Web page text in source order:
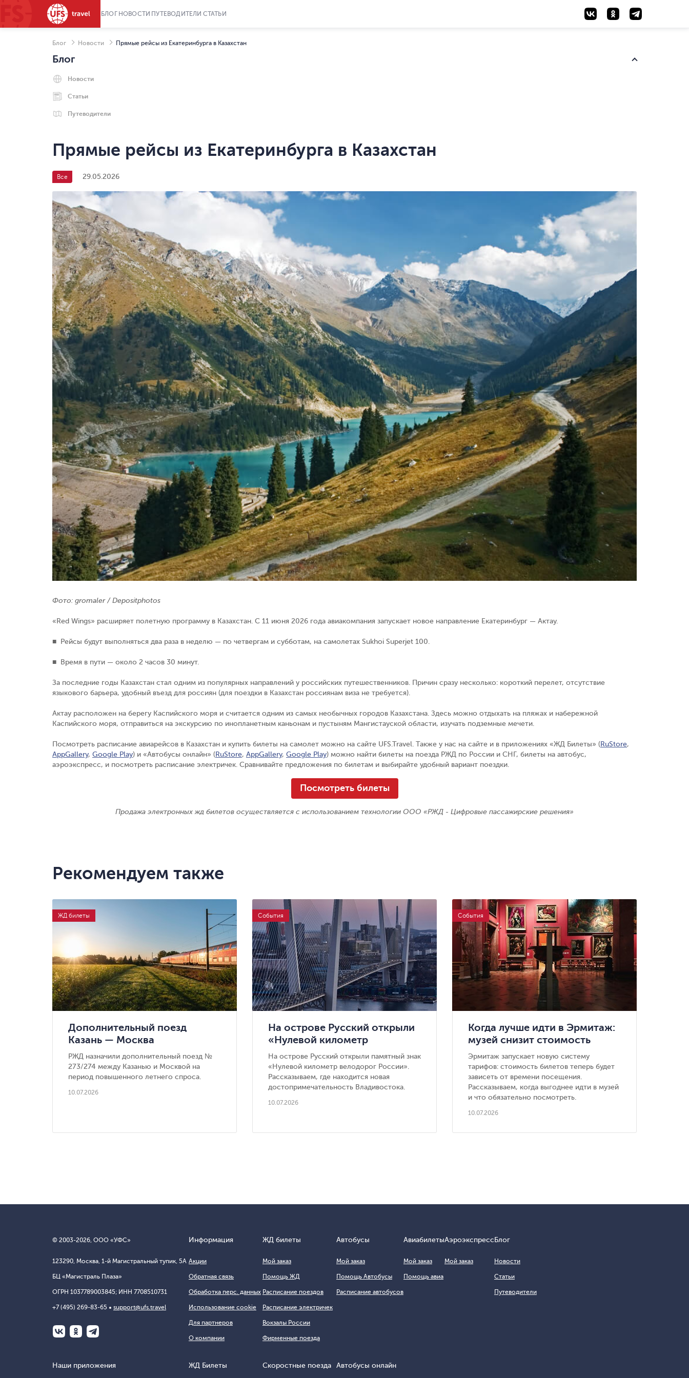
БЛОГ НОВОСТИ ПУТЕВОДИТЕЛИ СТАТЬИ
Блог Новости Прямые рейсы из Екатеринбурга в Казахстан
Блог
Новости
Статьи
Путеводители
Прямые рейсы из Екатеринбурга в Казахстан
Все 29.05.2026
Фото: gromaler / Depositphotos
«Red Wings» расширяет полетную программу в Казахстан. С 11 июня 2026 года авиакомпания запускает новое направление Екатеринбург — Актау.
■ Рейсы будут выполняться два раза в неделю — по четвергам и субботам, на самолетах Sukhoi Superjet 100.
■ Время в пути — около 2 часов 30 минут.
За последние годы Казахстан стал одним из популярных направлений у российских путешественников. Причин сразу несколько: короткий перелет, отсутствие
языкового барьера, удобный въезд для россиян (для поездки в Казахстан россиянам виза не требуется).
Актау расположен на берегу Каспийского моря и считается одним из самых необычных городов Казахстана. Здесь можно отдыхать на пляжах и набережной
Каспийского моря, отправиться на экскурсию по инопланетным каньонам и пустыням Мангистауской области, изучать подземные мечети.
Посмотреть расписание авиарейсов в Казахстан и купить билеты на самолет можно на сайте UFS.Travel. Также у нас на сайте и в приложениях «ЖД Билеты» (RuStore,
AppGallery, Google Play) и «Автобусы онлайн» (RuStore, AppGallery, Google Play) можно найти билеты на поезда РЖД по России и СНГ, билеты на автобус,
аэроэкспресс, и посмотреть расписание электричек. Сравнивайте предложения по билетам и выбирайте удобный вариант поездки.
Посмотреть билеты
Продажа электронных жд билетов осуществляется с использованием технологии ООО «РЖД - Цифровые пассажирские решения»
Рекомендуем также
ЖД билеты
Дополнительный поезд
Казань — Москва
РЖД назначили дополнительный поезд №
273/274 между Казанью и Москвой на
период повышенного летнего спроса.
10.07.2026
События
На острове Русский открыли
«Нулевой километр
велодорог России» — новая
достопримечательность
Владивостока
На острове Русский открыли памятный знак
«Нулевой километр велодорог России».
Рассказываем, где находится новая
достопримечательность Владивостока.
10.07.2026
События
Когда лучше идти в Эрмитаж:
музей снизит стоимость
вечерних билетов
Эрмитаж запускает новую систему
тарифов: стоимость билетов теперь будет
зависеть от времени посещения.
Рассказываем, когда выгоднее идти в музей
и что обязательно посмотреть.
10.07.2026
© 2003-2026, ООО «УФС»
123290, Москва, 1-й Магистральный тупик, 5А
БЦ «Магистраль Плаза»
ОГРН 1037789003845; ИНН 7708510731
+7 (495) 269-83-65 support@ufs.travel
Информация
Акции
Обратная связь
Обработка перс. данных
Использование cookie
Для партнеров
О компании
ЖД билеты
Мой заказ
Помощь ЖД
Расписание поездов
Расписание электричек
Вокзалы России
Фирменные поезда
Автобусы
Мой заказ
Помощь Автобусы
Расписание автобусов
Авиабилеты
Мой заказ
Помощь авиа
Аэроэкспресс
Мой заказ
Блог
Новости
Статьи
Путеводители
Наши приложения ЖД Билеты Скоростные поезда Автобусы онлайн